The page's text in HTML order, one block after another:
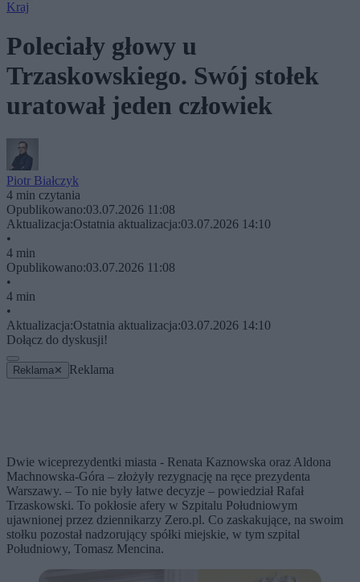
Kraj
Poleciały głowy u
Trzaskowskiego. Swój stołek
uratował jeden człowiek
Piotr Białczyk
4 min czytania
Opublikowano:03.07.2026 11:08
Aktualizacja:Ostatnia aktualizacja:03.07.2026 14:10
•
4 min
Opublikowano:03.07.2026 11:08
•
4 min
•
Aktualizacja:Ostatnia aktualizacja:03.07.2026 14:10
Dołącz do dyskusji!
Reklama ✕ Reklama
Dwie wiceprezydentki miasta - Renata Kaznowska oraz Aldona
Machnowska-Góra – złożyły rezygnację na ręce prezydenta
Warszawy. – To nie były łatwe decyzje – powiedział Rafał
Trzaskowski. To pokłosie afery w Szpitalu Południowym
ujawnionej przez dziennikarzy Zero.pl. Co zaskakujące, na swoim
stołku pozostał nadzorujący spółki miejskie, w tym szpital
Południowy, Tomasz Mencina.